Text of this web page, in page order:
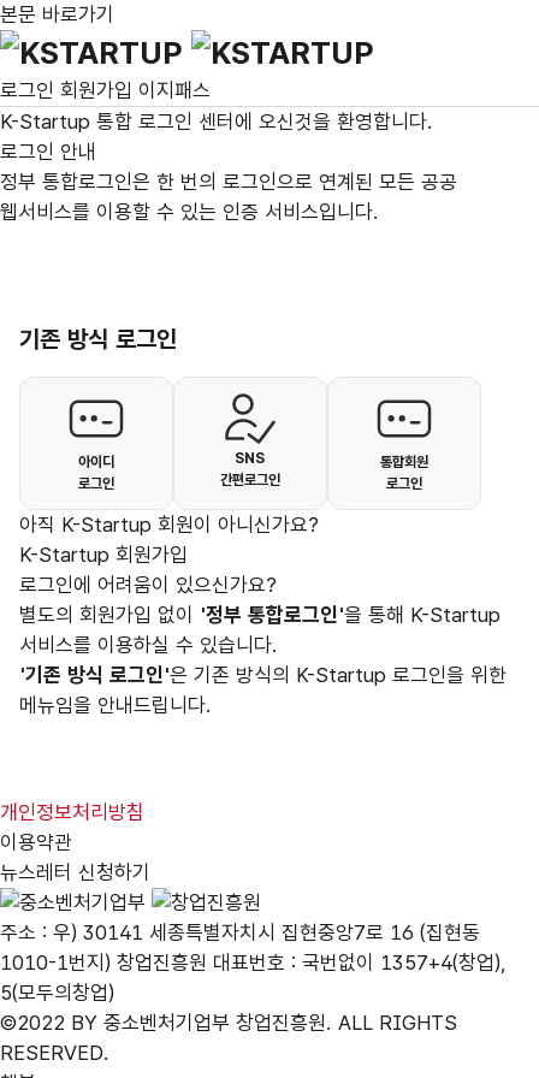
본문 바로가기
로그인 회원가입 이지패스
K-Startup 통합 로그인 센터 에 오신것을 환영합니다.
로그인 안내
정부 통합로그인은 한 번의 로그인으로 연계된 모든 공공
웹서비스를 이용할 수 있는 인증 서비스입니다.
기존 방식 로그인
아이디
로그인
SNS
간편로그인
통합회원
로그인
아직 K-Startup 회원이 아니신가요?
K-Startup 회원가입
로그인에 어려움이 있으신가요?
별도의 회원가입 없이 '정부 통합로그인'을 통해 K-Startup
서비스를 이용하실 수 있습니다.
'기존 방식 로그인'은 기존 방식의 K-Startup 로그인을 위한
메뉴임을 안내드립니다.
개인정보처리방침
이용약관
뉴스레터 신청하기
주소 : 우) 30141 세종특별자치시 집현중앙7로 16 (집현동
1010-1번지) 창업진흥원 대표번호 : 국번없이 1357+4(창업),
5(모두의창업)
©2022 BY 중소벤처기업부 창업진흥원. ALL RIGHTS
RESERVED.